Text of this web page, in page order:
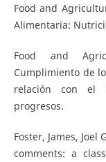
Food and
Alimentaria:
Food and
Cumplimiento de
relación con el
progresos.
Foster, James, Joel
comments: a